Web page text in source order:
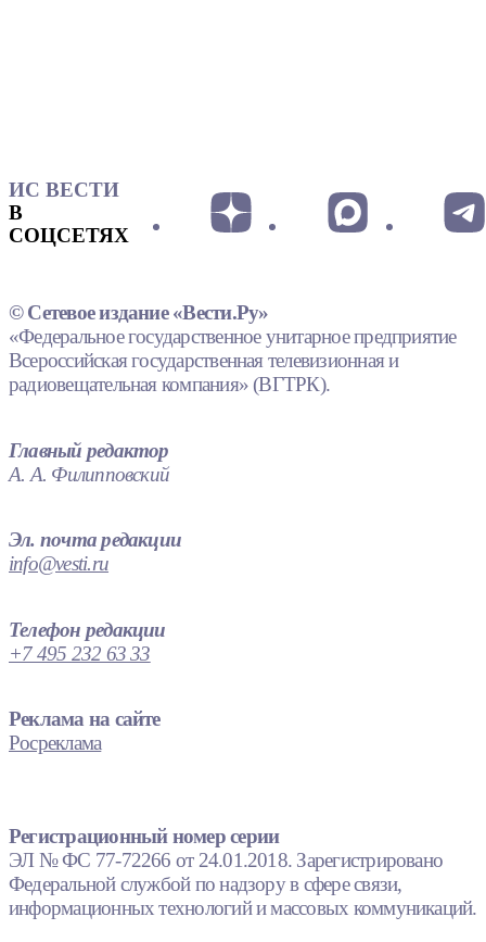
ИС ВЕСТИ
В
СОЦСЕТЯХ
© Сетевое издание «Вести.Ру»
«Федеральное государственное унитарное предприятие
Всероссийская государственная телевизионная и
радиовещательная компания» (ВГТРК).
Главный редактор
А. А. Филипповский
Эл. почта редакции
info@vesti.ru
Телефон редакции
+7 495 232 63 33
Реклама на сайте
Росреклама
Регистрационный номер серии
ЭЛ № ФС 77-72266 от 24.01.2018. Зарегистрировано
Федеральной службой по надзору в сфере связи,
информационных технологий и массовых коммуникаций.